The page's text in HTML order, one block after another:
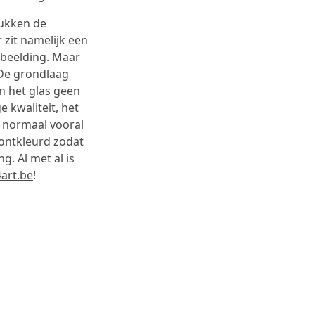
de
namelijk een
Maar
grondlaag
het glas geen
kwaliteit, het
vooral
zodat
Al met al is
!